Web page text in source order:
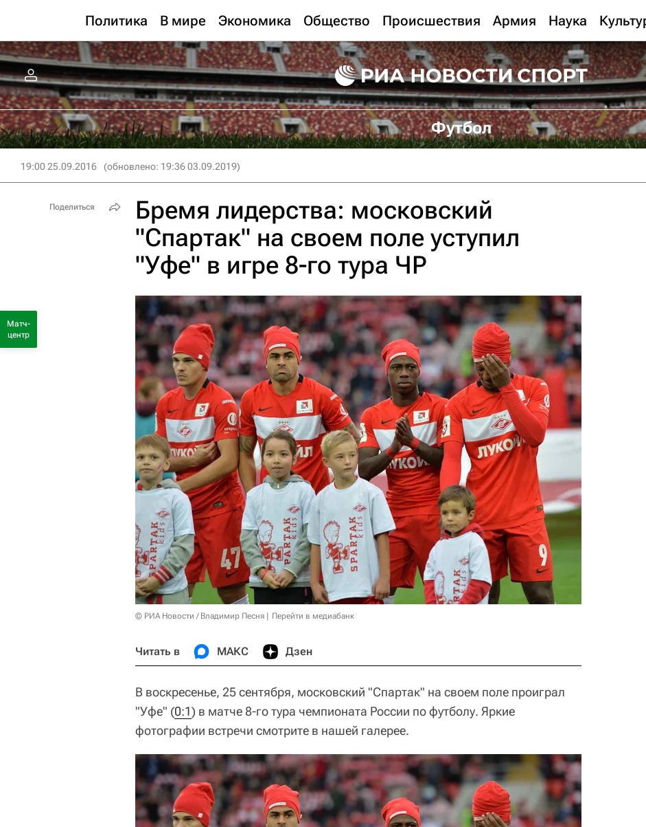
Политика В мире Экономика Общество Происшествия Армия Наука
Футбол
19:00 25.09.2016 (обновлено: 19:36 03.09.2019)
Бремя лидерства: московский
"Спартак" на своем поле уступил
"Уфе" в игре 8-го тура ЧР
© РИА Новости / Владимир Песня Перейти в медиабанк
Читать в МАКС Дзен
В воскресенье, 25 сентября, московский "Спартак" на своем поле проиграл
"Уфе" (0:1) в матче 8-го тура чемпионата России по футболу. Яркие
фотографии встречи смотрите в нашей галерее.
Поделиться
Матч-
центр